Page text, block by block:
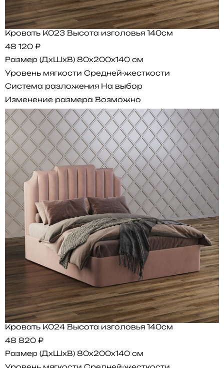
Кровать K023 Высота изголовья 140см
48 120 ₽
Размер (ДхШхВ) 80x200x140 см
Уровень мягкости Средней-жесткости
Система разложения На выбор
Изменение размера Возможно
Кровать K024 Высота изголовья 140см
48 820 ₽
Размер (ДхШхВ) 80x200x140 см